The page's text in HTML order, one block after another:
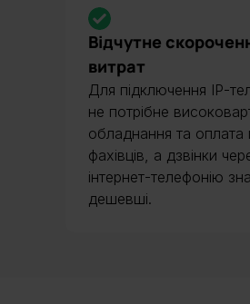
Відчутне
витрат
Для підключення ІР-
не потрібне
обладнання та оплата
фахівців, а дзвінки
інтернет-телефонію
дешевші.